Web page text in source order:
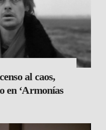
al caos,
en ‘Armonías